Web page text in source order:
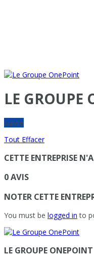
LE GROUPE
Suivre
Tout Effacer
CETTE ENTREPRISE
0 AVIS
NOTER CETTE
You must be logged in to
LE GROUPE ONEPOINT